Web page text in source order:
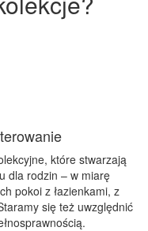
które stwarzają
dla rodzin – w miarę
pokoi z łazienkami, z
się też uwzględnić